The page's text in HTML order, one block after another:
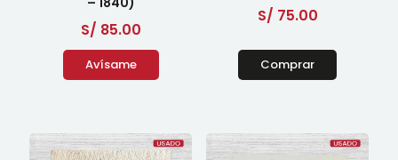
S/ 85.00
Avísame
S/ 75.00
Comprar